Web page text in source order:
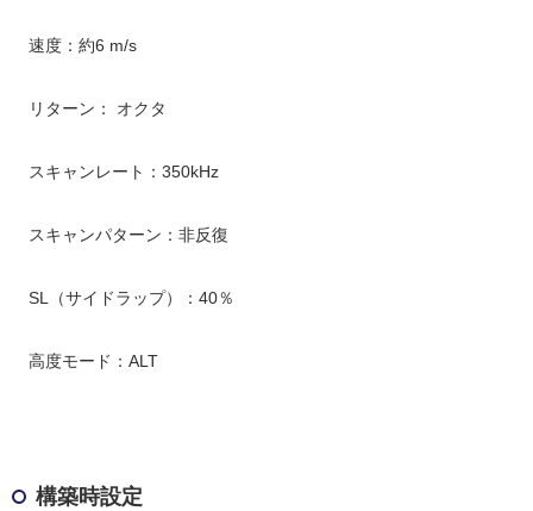
速度：約6 m/s
リターン： オクタ
スキャンレート：350kHz
スキャンパターン：非反復
SL（サイドラップ）：40％
高度モード：ALT
構築時設定